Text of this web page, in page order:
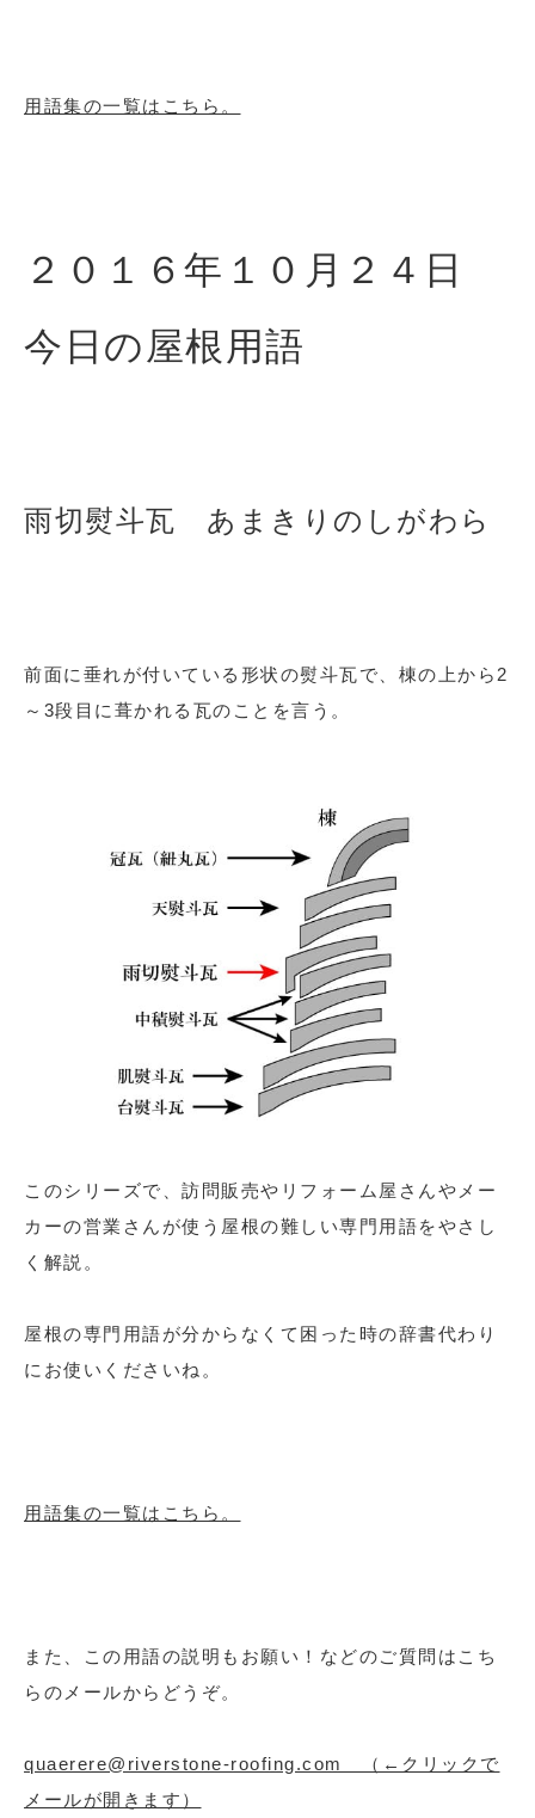
用語集の一覧はこちら。
２０１６年１０ 月２４日
今日の屋根用語
雨切熨斗瓦 あまきりのしがわら
前面に垂れが付いている形状の熨斗瓦で、棟の上から2
～3段目に葺かれる瓦のことを言う。
このシリーズで、訪問販売やリフォーム屋さんやメー
カーの営業さんが使う屋根の難しい専門用語をやさし
く解説。
屋根の専門用語が分からなくて困った時の辞書代わり
にお使いくださいね。
用語集の一覧はこちら。
また、この用語の説明もお願い！などのご質問はこち
らのメールからどうぞ。
quaerere@riverstone-roofing.com （←クリックで
メールが開きます）